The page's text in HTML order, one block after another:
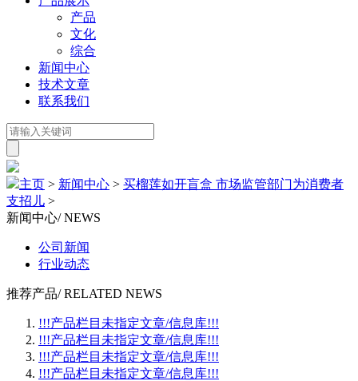
产品
文化
综合
新闻中心
技术文章
联系我们
主页 > 新闻中心 > 买榴莲如开盲盒 市场监管部门为消费者
支招儿 >
新闻中心/ NEWS
公司新闻
行业动态
推荐产品/ RELATED NEWS
!!!产品栏目未指定文章/信息库!!!
!!!产品栏目未指定文章/信息库!!!
!!!产品栏目未指定文章/信息库!!!
!!!产品栏目未指定文章/信息库!!!